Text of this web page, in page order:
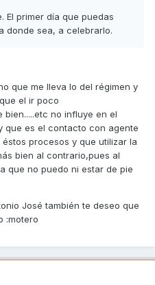
El primer día que puedas
donde sea, a celebrarlo.
que me lleva lo del régimen y
el ir poco
no influye en el
que es el contacto con agente
procesos y que utilizar la
bien al contrario,pues al
que no puedo ni estar de pie
José también te deseo que
:motero